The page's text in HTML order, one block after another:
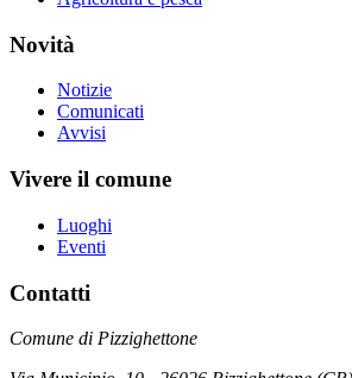
Novità
Notizie
Comunicati
Avvisi
Vivere il comune
Luoghi
Eventi
Contatti
Comune di Pizzighettone